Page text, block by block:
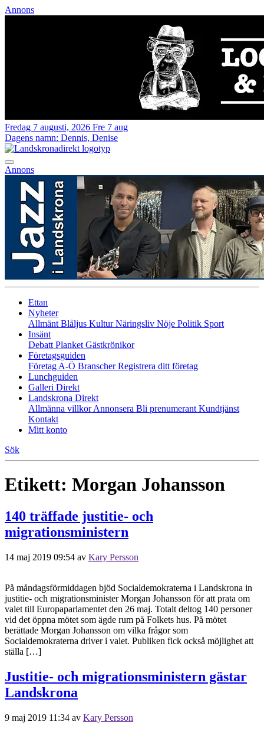
Annons
Fredag 7 augusti, 2026 Fre 7 aug
Dagens namn: Dennis, Denise
Annons
Ettan
Nyheter
Allmänt Blåljus KulturNäringsliv Nöje Politik Sport
Insänt
Debatt Planket Gästkrönikor
Företagsguiden
Företag A-Ö BranscherRegistrera ditt företag
Lunchguiden
Galleri Direkt
Landskrona Direkt
Allmänna villkorAnnonsera Bli prenumerant Kundtjänst
Kontakt
Mitt konto
Sök
Etikett: Morgan Johansson
140 träffade justitie- och
migrationsministern
14 maj 2019 09:54 av Kary Persson
På måndagsförmiddagen bjöd Socialdemokraterna i Landskrona in
justitie- och migrationsminister Morgan Johansson för att prata om
valet till Europaparlamentet den 26 maj. Totalt deltog 140 personer
vid det öppna mötet som ägde rum på Folkets hus. På mötet
berättade Morgan Johansson om vilka frågor som
Socialdemokraterna driver i valet. Publiken fick också möjlighet att
ställa […]
Justitie- och migrationsministern gästar
Landskrona
9 maj 2019 11:34 av Kary Persson